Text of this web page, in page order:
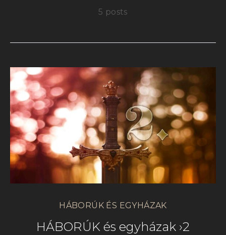
5 posts
HÁBORÚK ÉS EGYHÁZAK
HÁBORÚK és egyházak ›2